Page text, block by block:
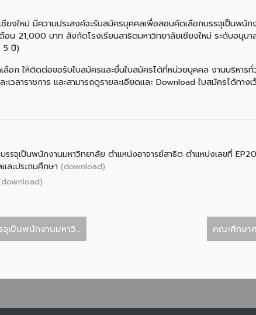
หม่ มีความประสงค์จะรับสมัครบุคคลเพื่อสอบคัดเลือกบรรจุเป็นพนักง
น 21,000 บาท สังกัดโรงเรียนสาธิตมหาวิทยาลัยเชียงใหม่ ระดับอนุบ
5 ปี)
ก ให้ติดต่อขอรับใบสมัครและยื่นใบสมัครได้ที่หน่วยบุคคล งานบริหาร
ะเวลาราชการ และสามารถดูรายละเอียดและ Download ใบสมัครได้ท
รจุเป็นพนักงานมหาวิทยาลัย ตำแหน่งอาจารย์สาธิต ตำแหน่งเลขที่
และประถมศึกษา(download)
เป็นพนักงานมหาวิ...
คณะศึกษา